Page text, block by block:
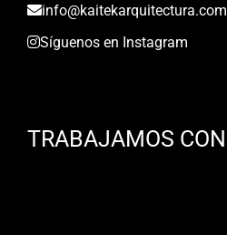
info@kaitekarquitectura.com
Síguenos en Instagram
TRABAJAMOS CON